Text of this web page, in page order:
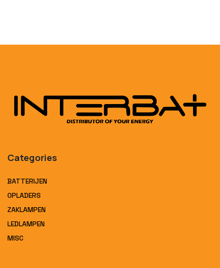
Categories
BATTERIJEN
OPLADERS
ZAKLAMPEN
LEDLAMPEN
MISC